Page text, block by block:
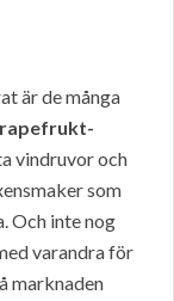
är de många
vindruvor och
som
Och inte nog
varandra för
marknaden